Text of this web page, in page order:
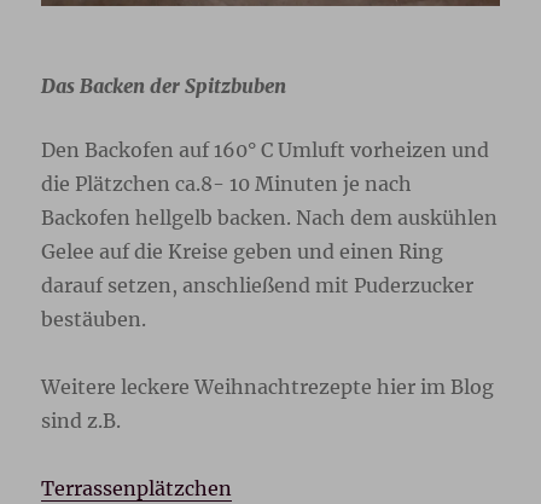
Das Backen der Spitzbuben
Den Backofen auf 160° C Umluft vorheizen und
die Plätzchen ca.8- 10 Minuten je nach
Backofen hellgelb backen. Nach dem auskühlen
Gelee auf die Kreise geben und einen Ring
darauf setzen, anschließend mit Puderzucker
bestäuben.
Weitere leckere Weihnachtrezepte hier im Blog
sind z.B.
Terrassenplätzchen